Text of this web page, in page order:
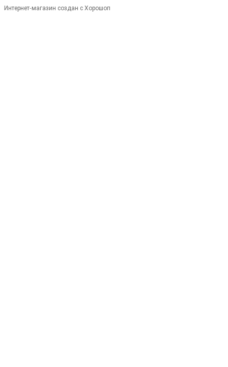
Интернет-магазин создан с Хорошоп